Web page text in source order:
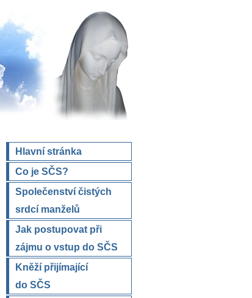
Hlavní stránka
Co je SČS?
Společenství čistých
srdcí manželů
Jak postupovat při
zájmu o vstup do SČS
Kněží přijímající
do SČS